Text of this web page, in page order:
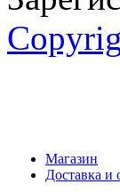
Магазин
Доставка и